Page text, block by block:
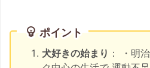
ポイント
犬好きの始まり ： ・明